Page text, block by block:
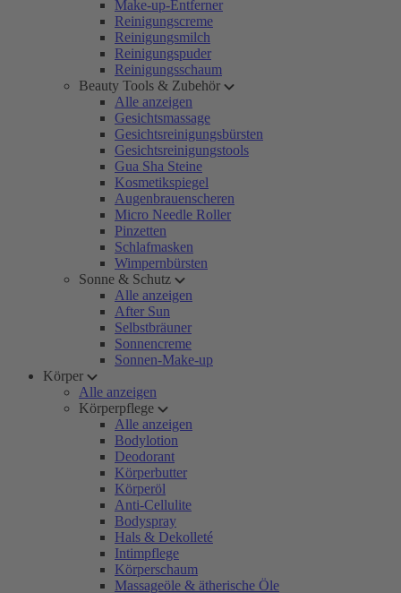
Make-up-Entferner
Reinigungscreme
Reinigungsmilch
Reinigungspuder
Reinigungsschaum
Beauty Tools & Zubehör
Alle anzeigen
Gesichtsmassage
Gesichtsreinigungsbürsten
Gesichtsreinigungstools
Gua Sha Steine
Kosmetikspiegel
Augenbrauenscheren
Micro Needle Roller
Pinzetten
Schlafmasken
Wimpernbürsten
Sonne & Schutz
Alle anzeigen
After Sun
Selbstbräuner
Sonnencreme
Sonnen-Make-up
Körper
Alle anzeigen
Körperpflege
Alle anzeigen
Bodylotion
Deodorant
Körperbutter
Körperöl
Anti-Cellulite
Bodyspray
Hals & Dekolleté
Intimpflege
Körperschaum
Massageöle & ätherische Öle